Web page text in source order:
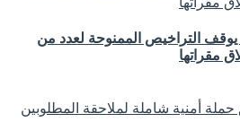
التراخيص الممنوحة لعدد من
مقراتها